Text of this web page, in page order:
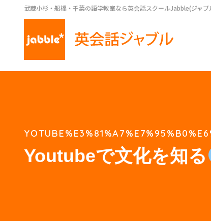
武蔵小杉・船橋・千葉の語学教室なら英会話スクールJabble(ジャブ
Youtubeで文化を知る